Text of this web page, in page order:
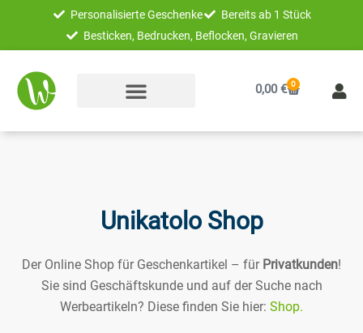
springen
Personalisierte Geschenke
Bereits ab 1 Stück
Besticken, Bedrucken, Beflocken, Gravieren
0,00€ 0
Warenkorb
Unikatolo Shop
Der Online Shop für Geschenkartikel – für Privatkunden!
Sie sind Geschäftskunde und auf der Suche nach
Werbeartikeln? Diese finden Sie hier: Shop.